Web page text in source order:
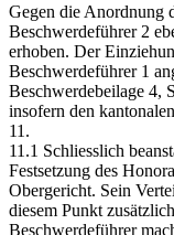
Gegen die Anordnung
Beschwerdeführer 2
erhoben. Der
Beschwerdeführer 1
Beschwerdebeilage 4,
insofern den
11.
11.1 Schliesslich
Festsetzung des
Obergericht. Sein
diesem Punkt
Beschwerdeführer